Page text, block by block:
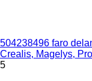
504238496 faro
Crealis, Magelys,
5